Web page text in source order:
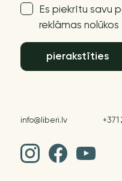
Es piekrītu savu
reklāmas nolūkos
pierakstīties
info@liberi.lv +371